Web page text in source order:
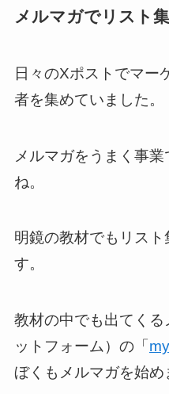
メルマガでリスト
日々のXポストでマー
者を集めていました。
メルマガをうまく事
ね。
明鏡の教材でもリス
す。
教材の中でも出てく
ットフォーム）の「
ぼくもメルマガを始め